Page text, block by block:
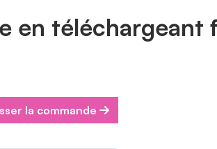
en téléchargeant
la commande